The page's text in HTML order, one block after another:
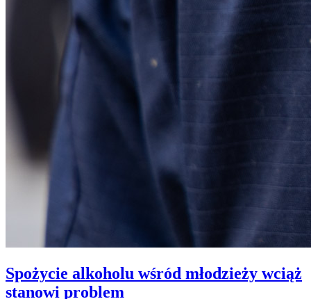
Spożycie alkoholu wśród młodzieży wciąż
stanowi problem